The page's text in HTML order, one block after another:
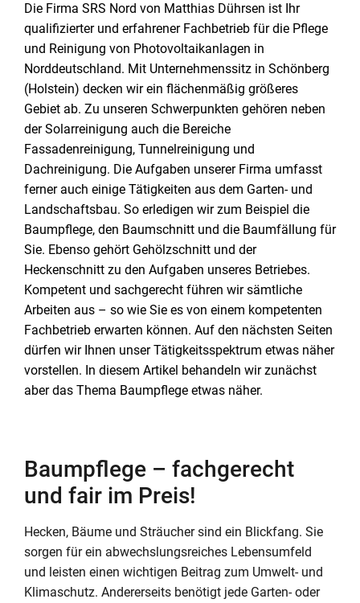
Die Firma SRS Nord von Matthias Dührsen ist Ihr
qualifizierter und erfahrener Fachbetrieb für die Pflege
und Reinigung von Photovoltaikanlagen in
Norddeutschland. Mit Unternehmenssitz in Schönberg
(Holstein) decken wir ein flächenmäßig größeres
Gebiet ab. Zu unseren Schwerpunkten gehören neben
der Solarreinigung auch die Bereiche
Fassadenreinigung, Tunnelreinigung und
Dachreinigung. Die Aufgaben unserer Firma umfasst
ferner auch einige Tätigkeiten aus dem Garten- und
Landschaftsbau. So erledigen wir zum Beispiel die
Baumpflege, den Baumschnitt und die Baumfällung für
Sie. Ebenso gehört Gehölzschnitt und der
Heckenschnitt zu den Aufgaben unseres Betriebes.
Kompetent und sachgerecht führen wir sämtliche
Arbeiten aus – so wie Sie es von einem kompetenten
Fachbetrieb erwarten können. Auf den nächsten Seiten
dürfen wir Ihnen unser Tätigkeitsspektrum etwas näher
vorstellen. In diesem Artikel behandeln wir zunächst
aber das Thema Baumpflege etwas näher.
Baumpflege – fachgerecht
und fair im Preis!
Hecken, Bäume und Sträucher sind ein Blickfang. Sie
sorgen für ein abwechslungsreiches Lebensumfeld
und leisten einen wichtigen Beitrag zum Umwelt- und
Klimaschutz. Andererseits benötigt jede Garten- oder